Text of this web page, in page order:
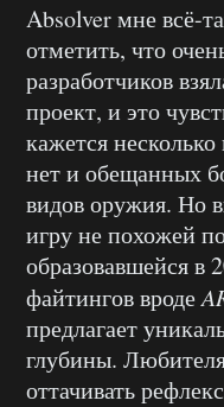
Absolver мне всё-
отметить, что
разработчиков
проект, и это
кажется
нет и обещанных
видов оружия. Но
игру не похожей
образовавшейся в
файтингов вроде
предлагает
глубины.
оттачивать